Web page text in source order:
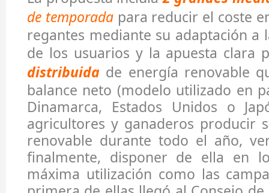
de temporadapara reducir el coste
regantes mediante su adaptación a
de los usuarios y la apuesta clara
distribuida de energía renovable
balance neto (modelo utilizado en
Dinamarca, Estados Unidos o
agricultores y ganaderos producir
renovable durante todo el año,
finalmente, disponer de ella en
máxima utilización como las